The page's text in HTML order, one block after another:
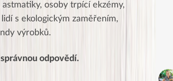
astmatiky, osoby trpící ekzémy,
lidí s ekologickým zaměřením,
výrobků.
odpovědí.